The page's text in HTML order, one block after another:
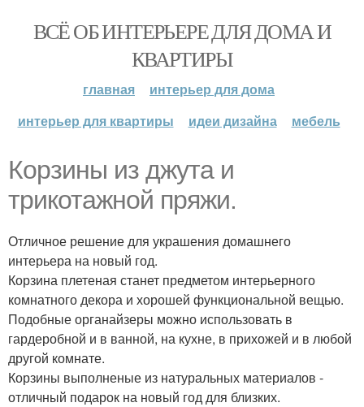
ВСЁ ОБ ИНТЕРЬЕРЕ ДЛЯ ДОМА И
КВАРТИРЫ
главная
интерьер для дома
интерьер для квартиры
идеи дизайна мебель
Корзины из джута и
трикотажной пряжи.
Отличное решение для украшения домашнего
интерьера на новый год.
Корзина плетеная станет предметом интерьерного
комнатного декора и хорошей функциональной вещью.
Подобные органайзеры можно использовать в
гардеробной и в ванной, на кухне, в прихожей и в любой
другой комнате.
Корзины выполненые из натуральных материалов -
отличный подарок на новый год для близких.